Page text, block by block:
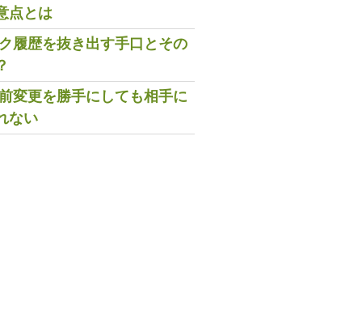
点とは
履歴を抜き出す手口とその
変更を勝手にしても相手に
ない